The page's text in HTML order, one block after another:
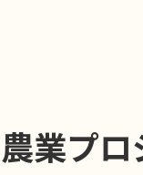
農業プロ